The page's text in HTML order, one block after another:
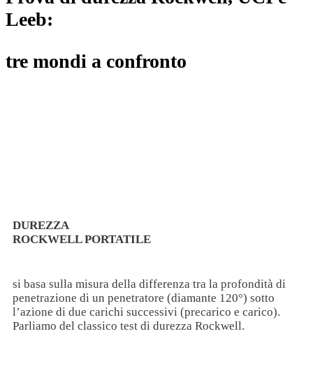
Leeb:
tre mondi a confronto
DUREZZA
ROCKWELL PORTATILE
si basa sulla misura della differenza tra la profondità di
penetrazione di un penetratore (diamante 120°) sotto
l’azione di due carichi successivi (precarico e carico).
Parliamo del classico test di durezza Rockwell.